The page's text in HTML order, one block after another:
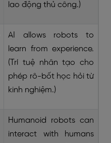
lao động thủ công.)
AI allows robots to
learn from experience.
(Trí tuệ nhân tạo cho
phép rô-bốt học hỏi từ
kinh nghiệm.)
Humanoid robots can
interact with humans